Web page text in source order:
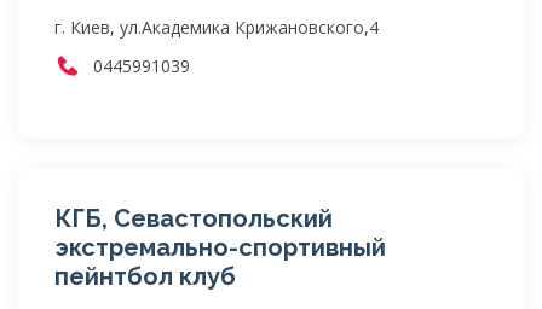
г. Киев, ул.Академика Крижановского,4
0445991039
КГБ, Севастопольский
экстремально-спортивный
пейнтбол клуб